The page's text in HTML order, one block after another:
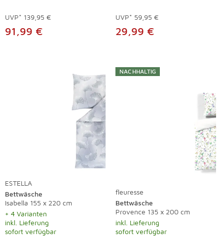
UVP* 139,95 €
91,99 €
UVP* 59,95 €
29,99 €
ESTELLA
Bettwäsche
Isabella 155 x 220 cm
+ 4 Varianten
inkl. Lieferung
sofort verfügbar
NACHHALTIG
fleuresse
Bettwäsche
Provence 135 x 200 cm
inkl. Lieferung
sofort verfügbar